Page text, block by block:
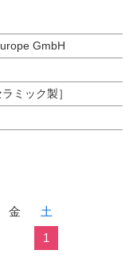
GmbH
ミック製］
金
土
1